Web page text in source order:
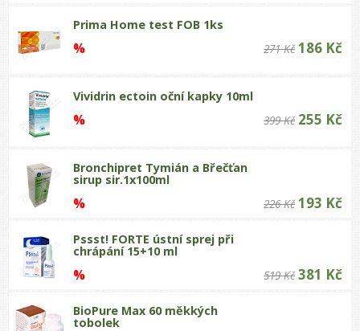
Prima Home test FOB 1ks
% 271 Kč186 Kč
Vividrin ectoin oční kapky 10ml
% 399 Kč255 Kč
Bronchipret Tymián a Břečťan
sirup sir.1x100ml
% 226 Kč193 Kč
Pssst! FORTE ústní sprej při
chrápání 15+10 ml
% 519 Kč381 Kč
BioPure Max 60 měkkých
tobolek